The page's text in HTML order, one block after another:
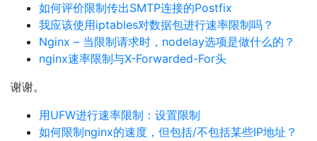
如何评价限制传出SMTP连接的Postfix
我应该使用iptables对数据包进行速率限制吗？
Nginx – 当限制请求时，nodelay选项是做什么的？
nginx速率限制与X-Forwarded-For头
谢谢。
用UFW进行速率限制：设置限制
如何限制nginx的速度，但包括/不包括某些IP地址？